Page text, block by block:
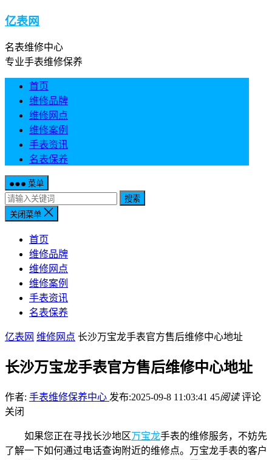
亿表网
名表维修中心
专业手表维修保养
首页
维修品牌
维修网点
维修案例
手表资讯
名表保养
菜单
搜索
关闭菜单
首页
维修品牌
维修网点
维修案例
手表资讯
名表保养
亿表网 维修网点 长沙万宝龙手表官方售后维修中心地址
长沙万宝龙手表官方售后维修中心地址
作者: 手表维修保养中心 发布:2025-09-8 11:03:41 45阅读 评论
关闭
如果您正在寻找长沙地区万宝龙手表的维修服务，不妨先
了解一下如何通过电话查询附近的维修点。万宝龙手表的客户